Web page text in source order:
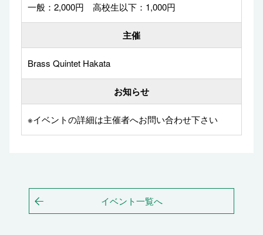
一般：2,000円 高校生以下：1,000円
主催
Brass Quintet Hakata
お知らせ
※イベントの詳細は主催者へお問い合わせ下さい
イベント一覧へ